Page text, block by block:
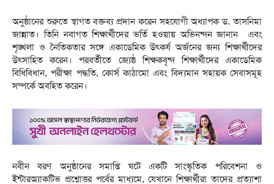
অনুষ্ঠানের শুরুতে স্বাগত বক্তব্য প্রদান করেন সহযোগী অধ্যাপক ড. তাসনিমা
জান্নাত। তিনি নবাগত শিক্ষার্থীদের ভর্তি হওয়ায় অভিনন্দন জানান এবং
শৃঙ্খলা ও নৈতিকতার সঙ্গে একাডেমিক উৎকর্য অর্জনের জন্য শিক্ষার্থীদের
উৎসাহিত করেন। পরবর্তীতে জ্যেষ্ঠ শিক্ষকবৃন্দ শিক্ষার্থীদের একাডেমিক
বিধিবিধান, পরীক্ষা পদ্ধতি, কোর্স কাঠামো এবং বিদ্যমান সহায়ক সেবাসমূহ
সম্পর্কে অবহিত করেন।
নবীন বরণ অনুষ্ঠানের সমাপ্তি ঘটে একটি সাংস্কৃতিক পরিবেশনা ও
ইন্টারঅ্যাকটিভ প্রশ্নোত্তর পর্বের মাধ্যমে, যেখানে শিক্ষার্থীরা তাদের প্রত্যাশা